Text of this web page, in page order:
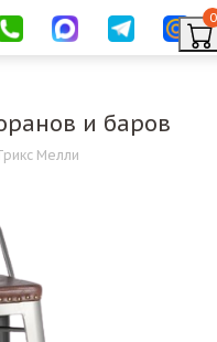
0
и баров
Мелли